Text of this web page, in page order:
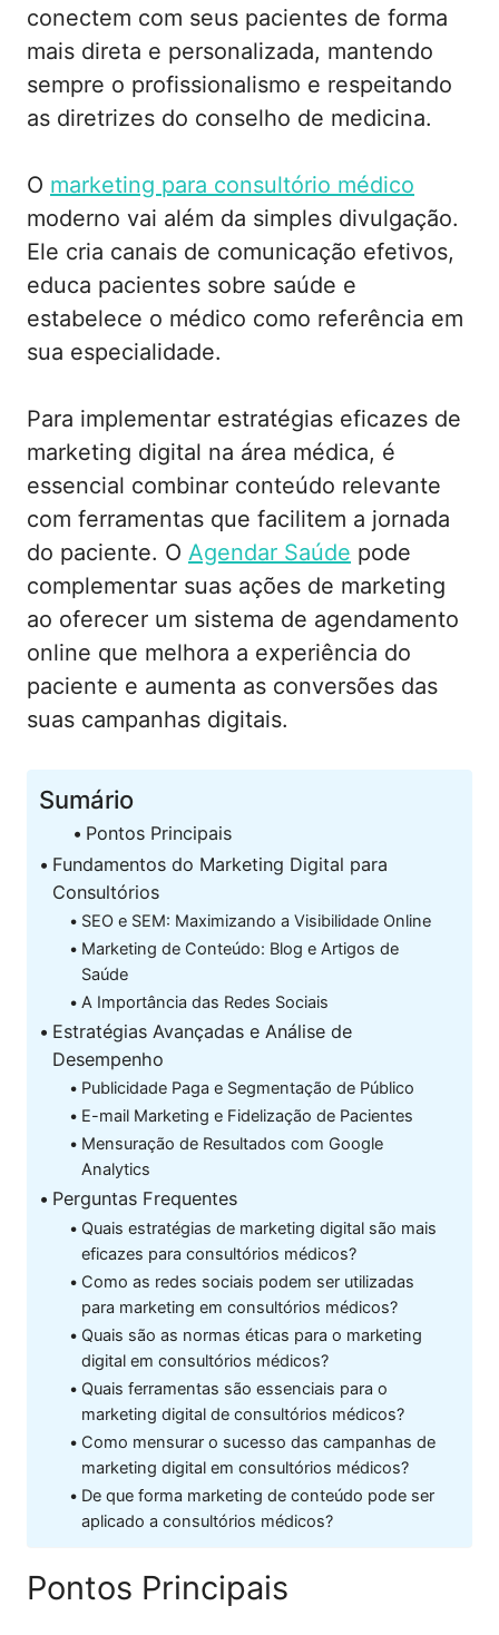
conectem com seus pacientes de forma
mais direta e personalizada, mantendo
sempre o profissionalismo e respeitando
as diretrizes do conselho de medicina.
O marketing para consultório médico
moderno vai além da simples divulgação.
Ele cria canais de comunicação efetivos,
educa pacientes sobre saúde e
estabelece o médico como referência em
sua especialidade.
Para implementar estratégias eficazes de
marketing digital na área médica, é
essencial combinar conteúdo relevante
com ferramentas que facilitem a jornada
do paciente. O Agendar Saúde pode
complementar suas ações de marketing
ao oferecer um sistema de agendamento
online que melhora a experiência do
paciente e aumenta as conversões das
suas campanhas digitais.
Sumário
Pontos Principais
Fundamentos do Marketing Digital para
Consultórios
SEO e SEM: Maximizando a Visibilidade Online
Marketing de Conteúdo: Blog e Artigos de
Saúde
A Importância das Redes Sociais
Estratégias Avançadas e Análise de
Desempenho
Publicidade Paga e Segmentação de Público
E-mail Marketing e Fidelização de Pacientes
Mensuração de Resultados com Google
Analytics
Perguntas Frequentes
Quais estratégias de marketing digital são mais
eficazes para consultórios médicos?
Como as redes sociais podem ser utilizadas
para marketing em consultórios médicos?
Quais são as normas éticas para o marketing
digital em consultórios médicos?
Quais ferramentas são essenciais para o
marketing digital de consultórios médicos?
Como mensurar o sucesso das campanhas de
marketing digital em consultórios médicos?
De que forma marketing de conteúdo pode ser
aplicado a consultórios médicos?
Pontos Principais